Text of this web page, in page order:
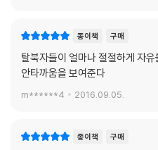
종이책 구매
탈북자들이 얼마나 절절하게 자
안타까움을 보여준다
m******4 2016.09.05.
종이책 구매